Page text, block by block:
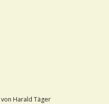
von Harald Täger